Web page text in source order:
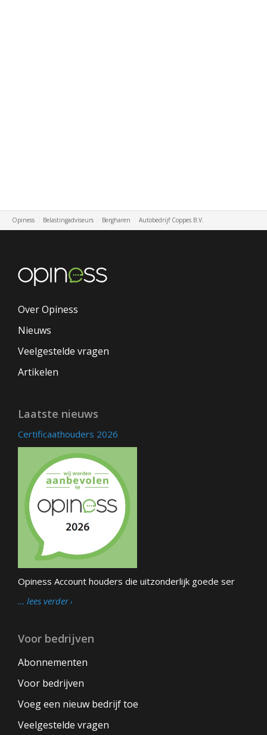
Opiness Belastingadviseurs Bergharen Autobedrijf Coppes B.V.
Over Opiness
Nieuws
Veelgestelde vragen
Artikelen
Laatste nieuws
Certificaathouders 2026
Opiness Account houders die uitzonderlijk goede ser
… lees verder
Voor bedrijven
Abonnementen
Voor bedrijven
Voeg een nieuw bedrijf toe
Veelgestelde vragen